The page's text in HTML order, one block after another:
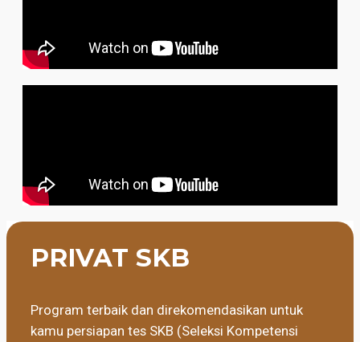
PRIVAT SKB
Program terbaik dan direkomendasikan untuk
kamu persiapan tes SKB (Seleksi Kompetensi